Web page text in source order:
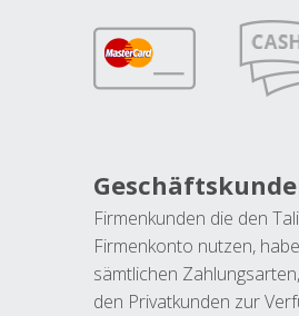
Firmenkunden die den
Firmenkonto nutzen,
sämtlichen
den Privatkunden zur